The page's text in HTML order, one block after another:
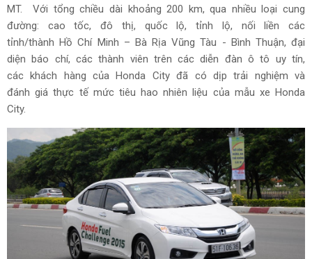
MT. Với tổng chiều dài khoảng 200 km, qua nhiều loại cung
đường: cao tốc, đô thị, quốc lộ, tỉnh lộ, nối liền các
tỉnh/thành Hồ Chí Minh – Bà Rịa Vũng Tàu - Bình Thuận, đại
diện báo chí, các thành viên trên các diễn đàn ô tô uy tín,
các khách hàng của Honda City đã có dịp trải nghiệm và
đánh giá thực tế mức tiêu hao nhiên liệu của mẫu xe Honda
City.